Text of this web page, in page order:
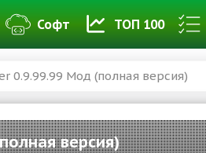
Софт ТОП 100
0.9.99.99 Мод (полная версия)
версия)